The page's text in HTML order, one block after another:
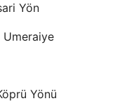
Yön
Yönü